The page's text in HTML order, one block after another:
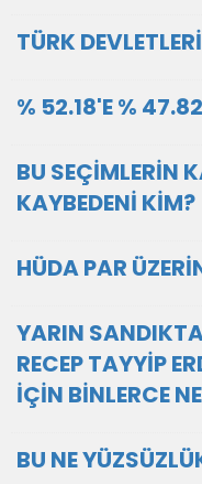
TÜRK
% 52.18'E %
BU SEÇİMLERİN
KAYBEDENİ KİM?
HÜDA PAR
YARIN
RECEP TAYYİP
İÇİN BİNLERCE
BU NE